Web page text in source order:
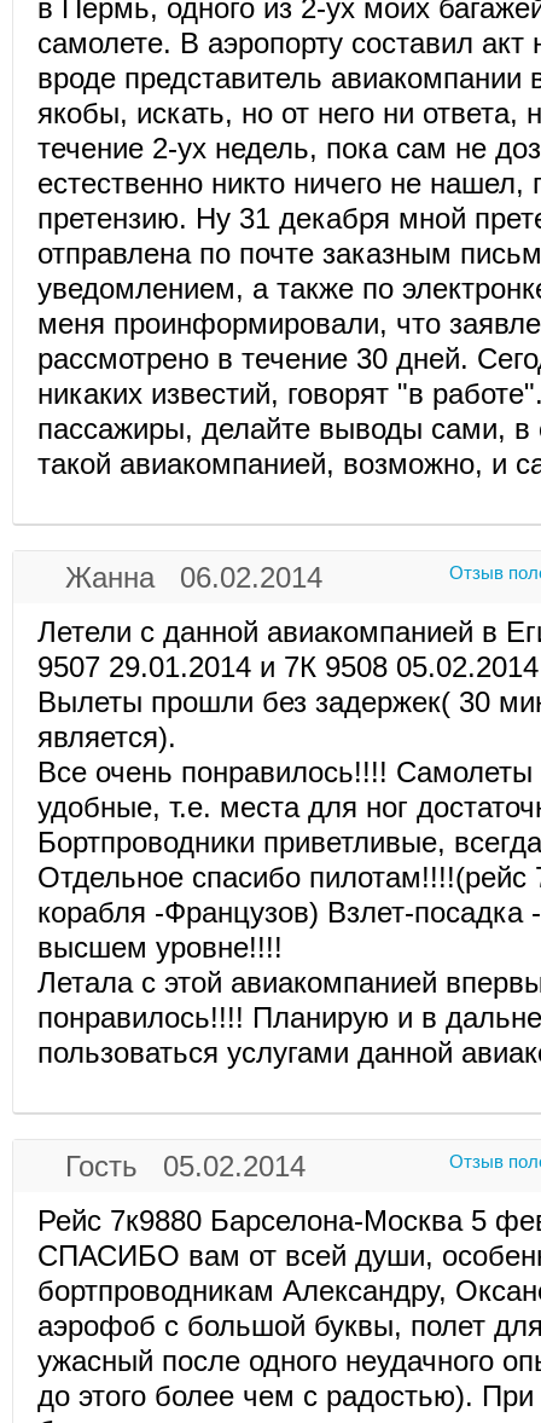
в Пермь, одного из 2-ух моих
самолете. В аэропорту составил акт
вроде представитель
якобы, искать, но от него ни ответа,
течение 2-ух недель, пока сам не
естественно никто ничего не нашел,
претензию. Ну 31 декабря мной
отправлена по почте заказным
уведомлением, а также по
меня проинформировали, что
рассмотрено в течение 30 дней.
никаких известий, говорят "в
пассажиры, делайте выводы сами,
такой авиакомпанией, возможно, и
Жанна 06.02.2014 Отзыв
Летели с данной авиакомпанией в
9507 29.01.2014 и 7К 9508 05.02.2014
Вылеты прошли без задержек( 30
является).
Все очень понравилось!!!! Самолеты
удобные, т.е. места для ног
Бортпроводники приветливые,
Отдельное спасибо пилотам!!!!(рейс
корабля -Французов) Взлет-посадка
высшем уровне!!!!
Летала с этой авиакомпанией
понравилось!!!! Планирую и в
пользоваться услугами данной
Гость 05.02.2014 Отзыв
Рейс 7к9880 Барселона-Москва 5
СПАСИБО вам от всей души,
бортпроводникам Александру,
аэрофоб с большой буквы, полет
ужасный после одного неудачного
до этого более чем с радостью). При